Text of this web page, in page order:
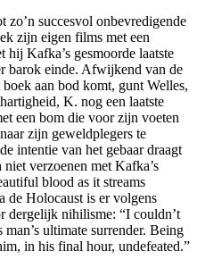
zo’n succesvol onbevredigende
zijn eigen films met een
Kafka’s gesmoorde laatste
barok einde. Afwijkend van de
aan bod komt, gunt Welles,
K. nog een laatste
een bom die voor zijn voeten
zijn geweldplegers te
intentie van het gebaar draagt
verzoenen met Kafka’s
blood as it streams
de Holocaust is er volgens
dergelijk nihilisme: “I couldn’t
ultimate surrender. Being
in his final hour, undefeated.”